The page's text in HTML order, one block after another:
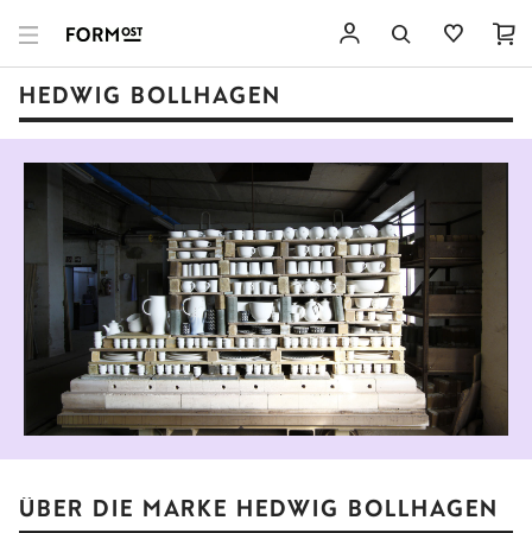
HEDWIG BOLLHAGEN
ÜBER DIE MARKE HEDWIG BOLLHAGEN